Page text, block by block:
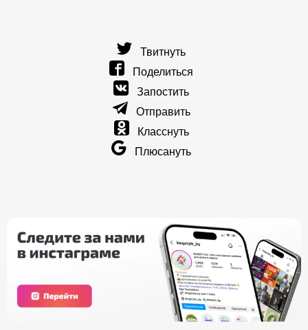
Твитнуть
Поделиться
Запостить
Отправить
Класснуть
Плюсануть